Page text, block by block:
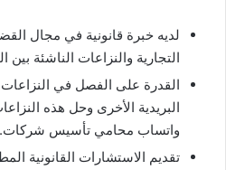
لديه خبرة قانونية في مجال
التجارية والنزاعات الناشئة بين
القدرة على الفصل في النزاعات
البريدية الأخرى وحل هذه
واتساب محامي تأسيس شركات.
تقديم الاستشارات القانونية